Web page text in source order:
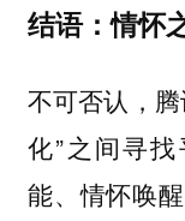
结语：情怀
不可否认，腾
化”之间寻
能、情怀唤